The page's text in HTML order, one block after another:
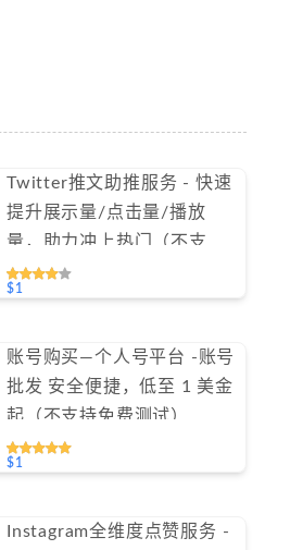
Twitter推文助推服务 - 快速
提升展示量/点击量/播放
量，助力冲上热门（不支持
免费测试）
$1
账号购买—个人号平台 -账号
批发 安全便捷，低至 1 美金
起（不支持免费测试）
$1
Instagram全维度点赞服务 -